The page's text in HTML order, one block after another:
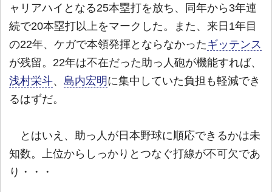
ャリアハイとなる25本塁打を放ち、同年から3年連
続で20本塁打以上をマークした。また、来日1年目
の22年、ケガで本領発揮とならなかったギッテンス
が残留。22年は不在だった助っ人砲が機能すれば、
浅村栄斗、 島内宏明 に集中していた負担も軽減でき
るはずだ。
とはいえ、助っ人が日本野球に順応できるかは未
知数。上位からしっかりとつなぐ打線が不可欠であ
り・・・